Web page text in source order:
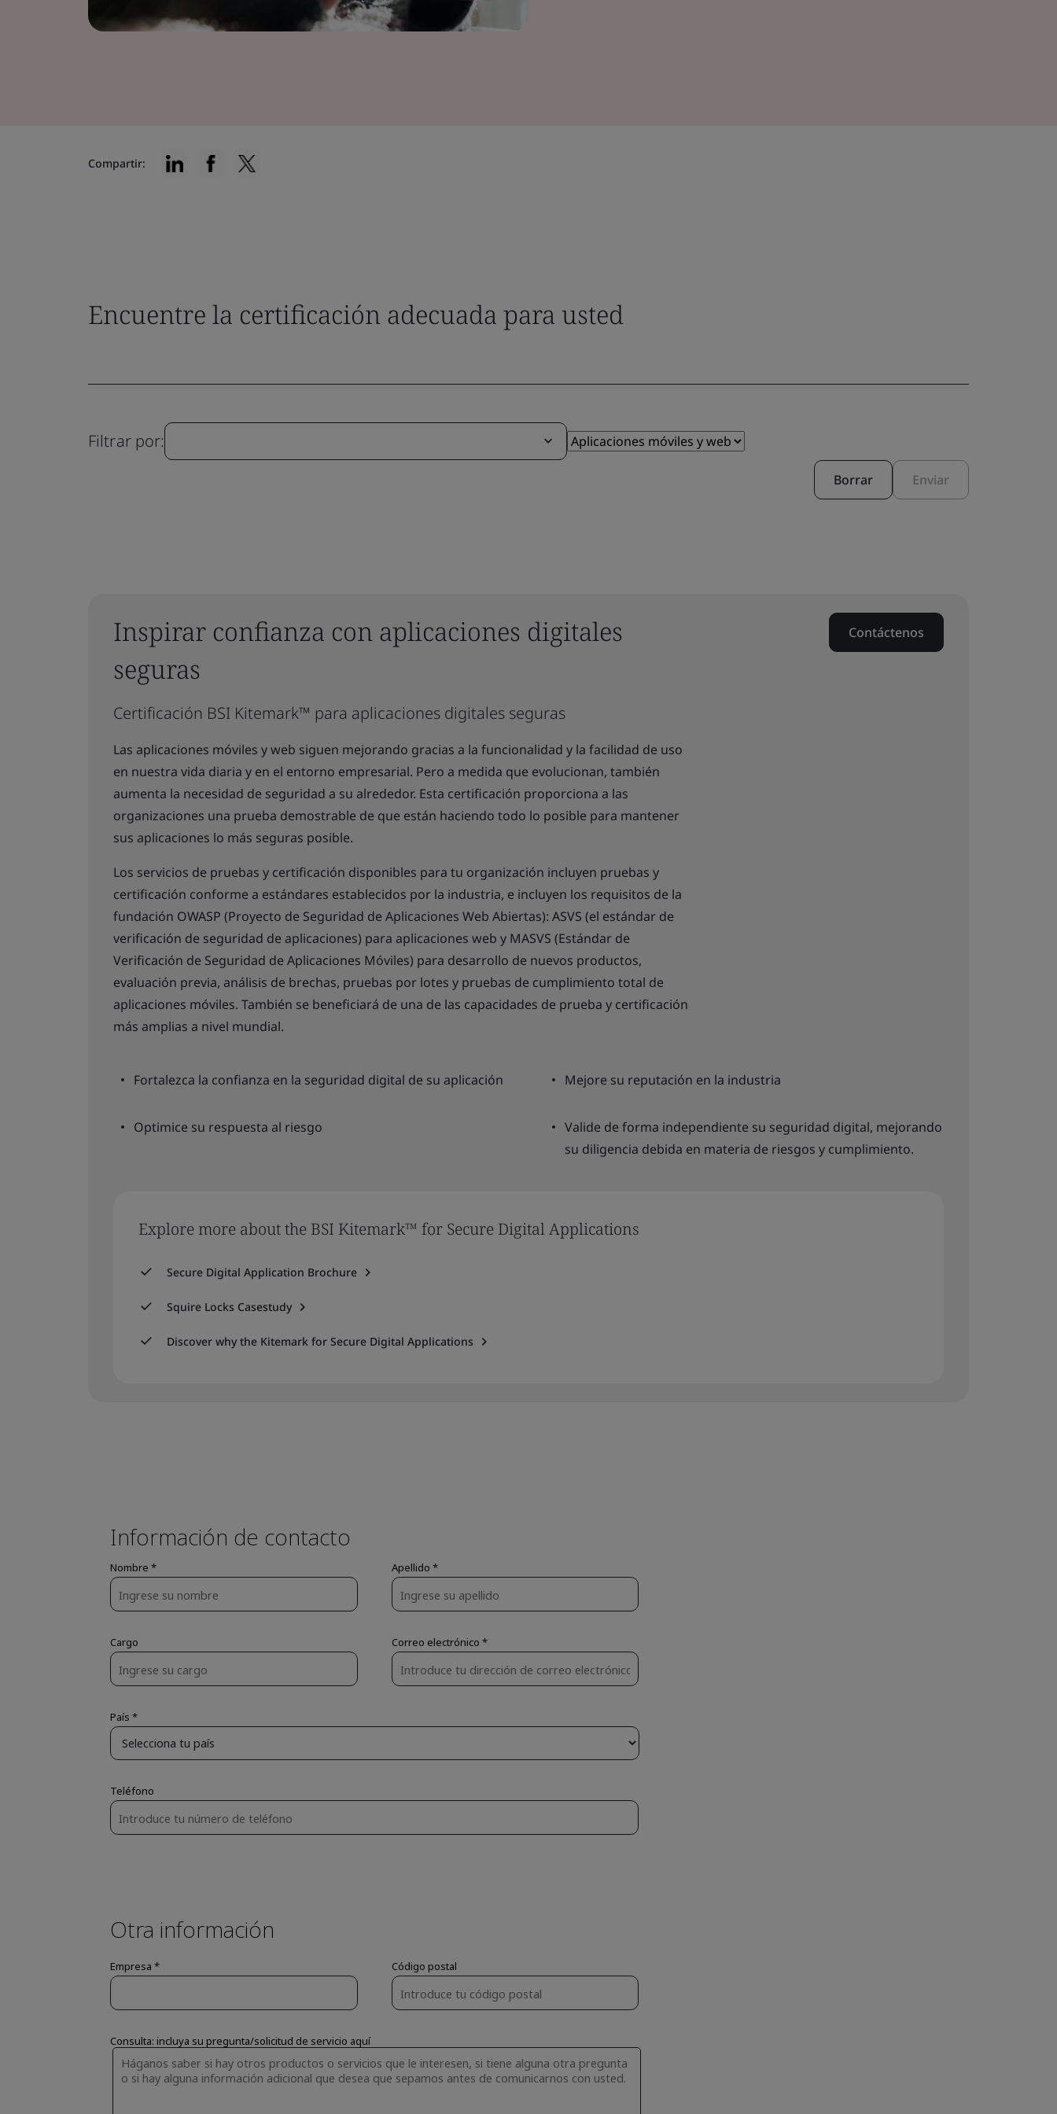
Compartir:
Encuentre la certificación adecuada para usted
Filtrar por:
Borrar Enviar
Inspirar confianza con aplicaciones digitales
seguras
Certificación BSI Kitemark™ para aplicaciones digitales seguras
Las aplicaciones móviles y web siguen mejorando gracias a la funcionalidad y la facilidad de uso
en nuestra vida diaria y en el entorno empresarial. Pero a medida que evolucionan, también
aumenta la necesidad de seguridad a su alrededor. Esta certificación proporciona a las
organizaciones una prueba demostrable de que están haciendo todo lo posible para mantener
sus aplicaciones lo más seguras posible.
Los servicios de pruebas y certificación disponibles para tu organización incluyen pruebas y
certificación conforme a estándares establecidos por la industria, e incluyen los requisitos de la
fundación OWASP (Proyecto de Seguridad de Aplicaciones Web Abiertas): ASVS (el estándar de
verificación de seguridad de aplicaciones) para aplicaciones web y MASVS (Estándar de
Verificación de Seguridad de Aplicaciones Móviles) para desarrollo de nuevos productos,
evaluación previa, análisis de brechas, pruebas por lotes y pruebas de cumplimiento total de
aplicaciones móviles. También se beneficiará de una de las capacidades de prueba y certificación
más amplias a nivel mundial.
Contáctenos
Fortalezca la confianza en la seguridad digital de su aplicación Mejore su reputación en la industria
Optimice su respuesta al riesgo
Valide de forma independiente su seguridad digital, mejorando
su diligencia debida en materia de riesgos y cumplimiento.
Explore more about the BSI Kitemark™ for Secure Digital Applications
Secure Digital Application Brochure
Squire Locks Casestudy
Discover why the Kitemark for Secure Digital Applications